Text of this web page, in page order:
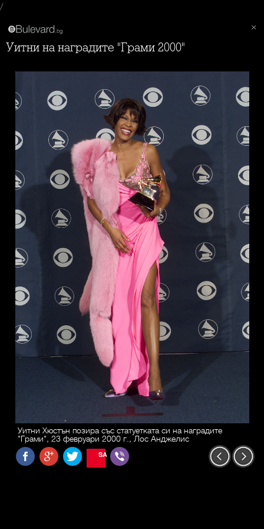
/
Уитни на наградите "Грами 2000"
Уитни Хюстън позира със статуетката си на наградите
"Грами", 23 февруари 2000 г., Лос Анджелис
SAVE